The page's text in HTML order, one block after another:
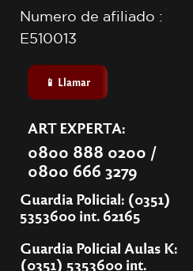
Numero de afiliado :
E510013
📱 Llamar
ART EXPERTA:
0800 888 0200 /
0800 666 3279
Guardia Policial: (0351)
5353600 int. 62165
Guardia Policial Aulas K:
(0351) 5353600 int.